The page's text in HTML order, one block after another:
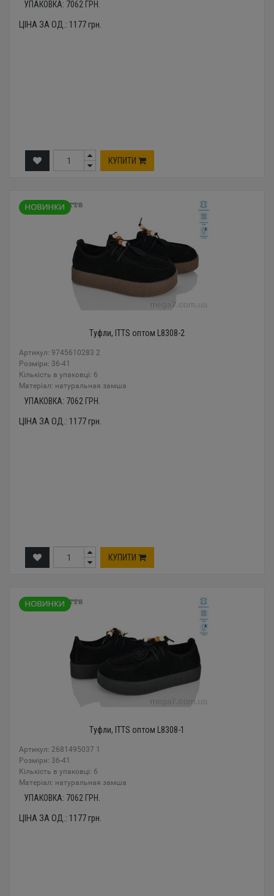
УПАКОВКА: 7062 ГРН.
ЦІНА ЗА ОД.: 1177грн.
КУПИТИ
Туфли, ITTS оптом L8308-2
Артикул: 9745610283 2
Розміри: 36-41
Кількість в упаковці: 6
Mатеріал: натуральная замша
УПАКОВКА: 7062 ГРН.
ЦІНА ЗА ОД.: 1177грн.
КУПИТИ
Туфли, ITTS оптом L8308-1
Артикул: 2681495037 1
Розміри: 36-41
Кількість в упаковці: 6
Mатеріал: натуральная замша
УПАКОВКА: 7062 ГРН.
ЦІНА ЗА ОД.: 1177грн.